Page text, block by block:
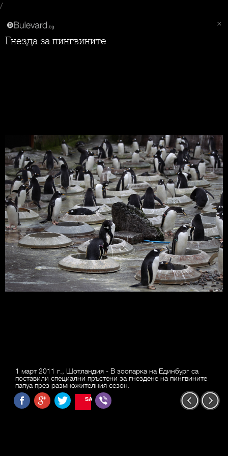
/
Гнезда за пингвините
1 март 2011 г., Шотландия - В зоопарка на Единбург са
поставили специални пръстени за гнездене на пингвините
папуа през размножителния сезон.
SAVE